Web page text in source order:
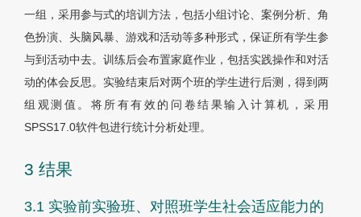
一组，采用参与式的培训方法，包括小组讨论、案例分析、角
色扮演、头脑风暴、游戏和活动等多种形式，保证所有学生参
与到活动中去。训练后会布置家庭作业，包括实践操作和对活
动的体会反思。实验结束后对两个班的学生进行后测，得到两
组观测值。将所有有效的问卷结果输入计算机，采用
SPSS17.0软件包进行统计分析处理。
3 结果
3.1 实验前实验班、对照班学生社会适应能力的